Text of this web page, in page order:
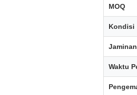
MOQ
Kondisi
Jaminan
Waktu